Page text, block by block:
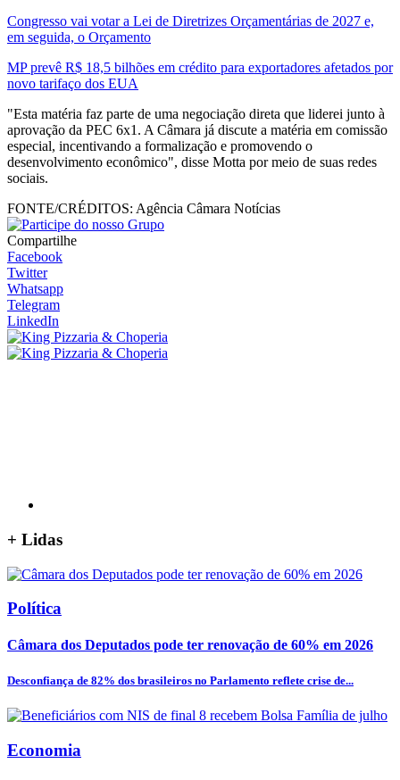
Congresso vai votar a Lei de Diretrizes Orçamentárias de 2027 e,
em seguida, o Orçamento
MP prevê R$ 18,5 bilhões em crédito para exportadores afetados por
novo tarifaço dos EUA
"Esta matéria faz parte de uma negociação direta que liderei junto à
aprovação da PEC 6x1. A Câmara já discute a matéria em comissão
especial, incentivando a formalização e promovendo o
desenvolvimento econômico", disse Motta por meio de suas redes
sociais.
FONTE/CRÉDITOS: Agência Câmara Notícias
Compartilhe
Facebook
Twitter
Whatsapp
Telegram
LinkedIn
+ Lidas
Política
Câmara dos Deputados pode ter renovação de 60% em 2026
Desconfiança de 82% dos brasileiros no Parlamento reflete crise de...
Economia